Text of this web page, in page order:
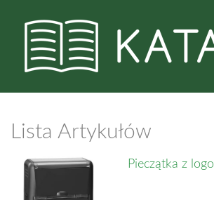
Lista Artykułów
Pieczątka z logo